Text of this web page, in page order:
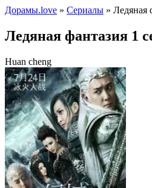
Дорамы.love » Сериалы » Ледяная
Ледяная фантазия 1
Huan cheng